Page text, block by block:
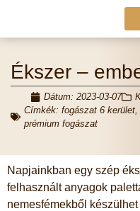
Ékszer –
Dátum: 2023-03-07
Címkék: fogászat 6 kerület,
prémium fogászat
Napjainkban egy szép
felhasznált anyagok
nemesfémekből